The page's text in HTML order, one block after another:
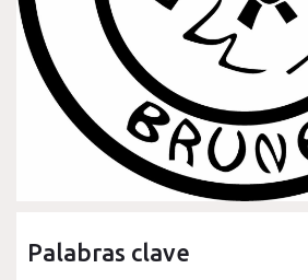
Palabras clave